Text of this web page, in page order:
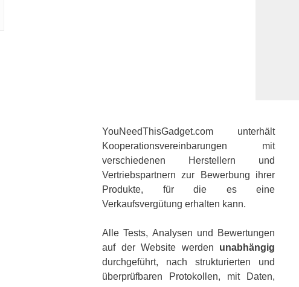
YouNeedThisGadget.com unterhält
Kooperationsvereinbarungen mit
verschiedenen Herstellern und
Vertriebspartnern zur Bewerbung ihrer
Produkte, für die es eine
Verkaufsvergütung erhalten kann.
Alle Tests, Analysen und Bewertungen
auf der Website werden unabhängig
durchgeführt, nach strukturierten und
überprüfbaren Protokollen, mit Daten,